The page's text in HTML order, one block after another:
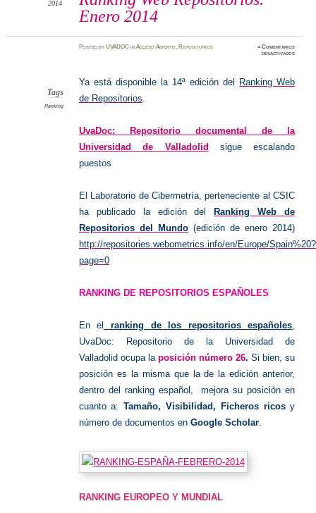
Enero 2014
2014
PostedbyUVADOC inAcceso Abierto, Repositorios ≈Comentarios
desactivadosen
2014
Tags
Ranking
Ya está disponible la 14ª edición del
Ranking Web
de Repositorios
UvaDoc: Repositorio documental de la
Universidad de Valladolid
sigue escalando
puestos
El Laboratorio de Cibermetría, perteneciente al CSIC
ha publicado la edición del
Ranking Web de
Repositorios del Mundo(edición de enero 2014)
http://repositories.webometrics.info/en/Europe/Spain%20?
page=0
RANKING DE REPOSITORIOS ESPAÑOLES
En el ranking de los repositorios españoles
UvaDoc: Repositorio de la Universidad de
Valladolid ocupa laposición número 26.Si bien, su
posición es la misma que la de la edición anterior,
dentro del ranking español, mejora su posición en
cuanto a:Tamaño, Visibilidad, Ficheros ricosy
número de documentos en Google Scholar.
RANKING EUROPEO Y MUNDIAL